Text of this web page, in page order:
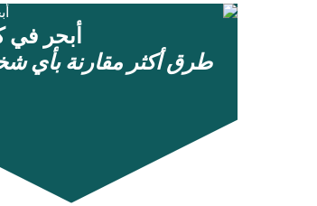
أبحر
طرق أكثر مقارنة بأي